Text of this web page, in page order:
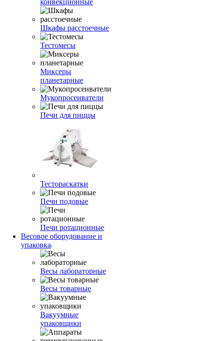
конвекционные
Шкафы расстоечные
Тестомесы
Миксеры
планетарные
Мукопросеиватели
Печи для пиццы
Тестораскатки
Печи подовые
Печи ротационные
Весовое оборудование и
упаковка
Весы лабораторные
Весы товарные
Вакуумные
упаковщики